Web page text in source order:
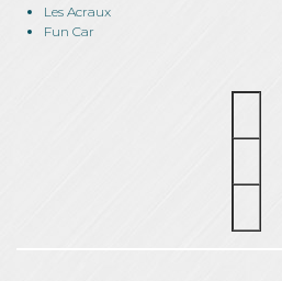
Les Acraux
Fun Car